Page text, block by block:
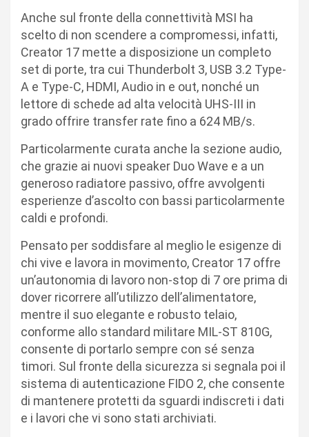
Anche sul fronte della connettività MSI ha
scelto di non scendere a compromessi, infatti,
Creator 17 mette a disposizione un completo
set di porte, tra cui Thunderbolt 3, USB 3.2 Type-
A e Type-C, HDMI, Audio in e out, nonché un
lettore di schede ad alta velocità UHS-III in
grado offrire transfer rate fino a 624 MB/s.
Particolarmente curata anche la sezione audio,
che grazie ai nuovi speaker Duo Wave e a un
generoso radiatore passivo, offre avvolgenti
esperienze d’ascolto con bassi particolarmente
caldi e profondi.
Pensato per soddisfare al meglio le esigenze di
chi vive e lavora in movimento, Creator 17 offre
un’autonomia di lavoro non-stop di 7 ore prima di
dover ricorrere all’utilizzo dell’alimentatore,
mentre il suo elegante e robusto telaio,
conforme allo standard militare MIL-ST 810G,
consente di portarlo sempre con sé senza
timori. Sul fronte della sicurezza si segnala poi il
sistema di autenticazione FIDO 2, che consente
di mantenere protetti da sguardi indiscreti i dati
e i lavori che vi sono stati archiviati.